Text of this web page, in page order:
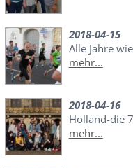
2018-04-15
Alle Jahre
mehr...
2018-04-16
Holland-die
mehr...